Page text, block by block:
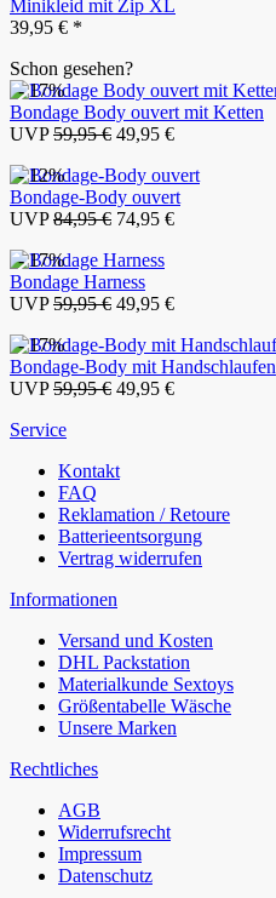
Minikleid mit Zip XL
39,95 € *
Schon gesehen?
- 17%
Bondage Body ouvert mit Ketten
UVP59,95 € 49,95 €
- 12%
Bondage-Body ouvert
UVP84,95 € 74,95 €
- 17%
Bondage Harness
UVP59,95 € 49,95 €
- 17%
Bondage-Body mit Handschlaufen
UVP59,95 € 49,95 €
Service
Kontakt
FAQ
Reklamation / Retoure
Batterieentsorgung
Vertrag widerrufen
Informationen
Versand und Kosten
DHL Packstation
Materialkunde Sextoys
Größentabelle Wäsche
Unsere Marken
Rechtliches
AGB
Widerrufsrecht
Impressum
Datenschutz